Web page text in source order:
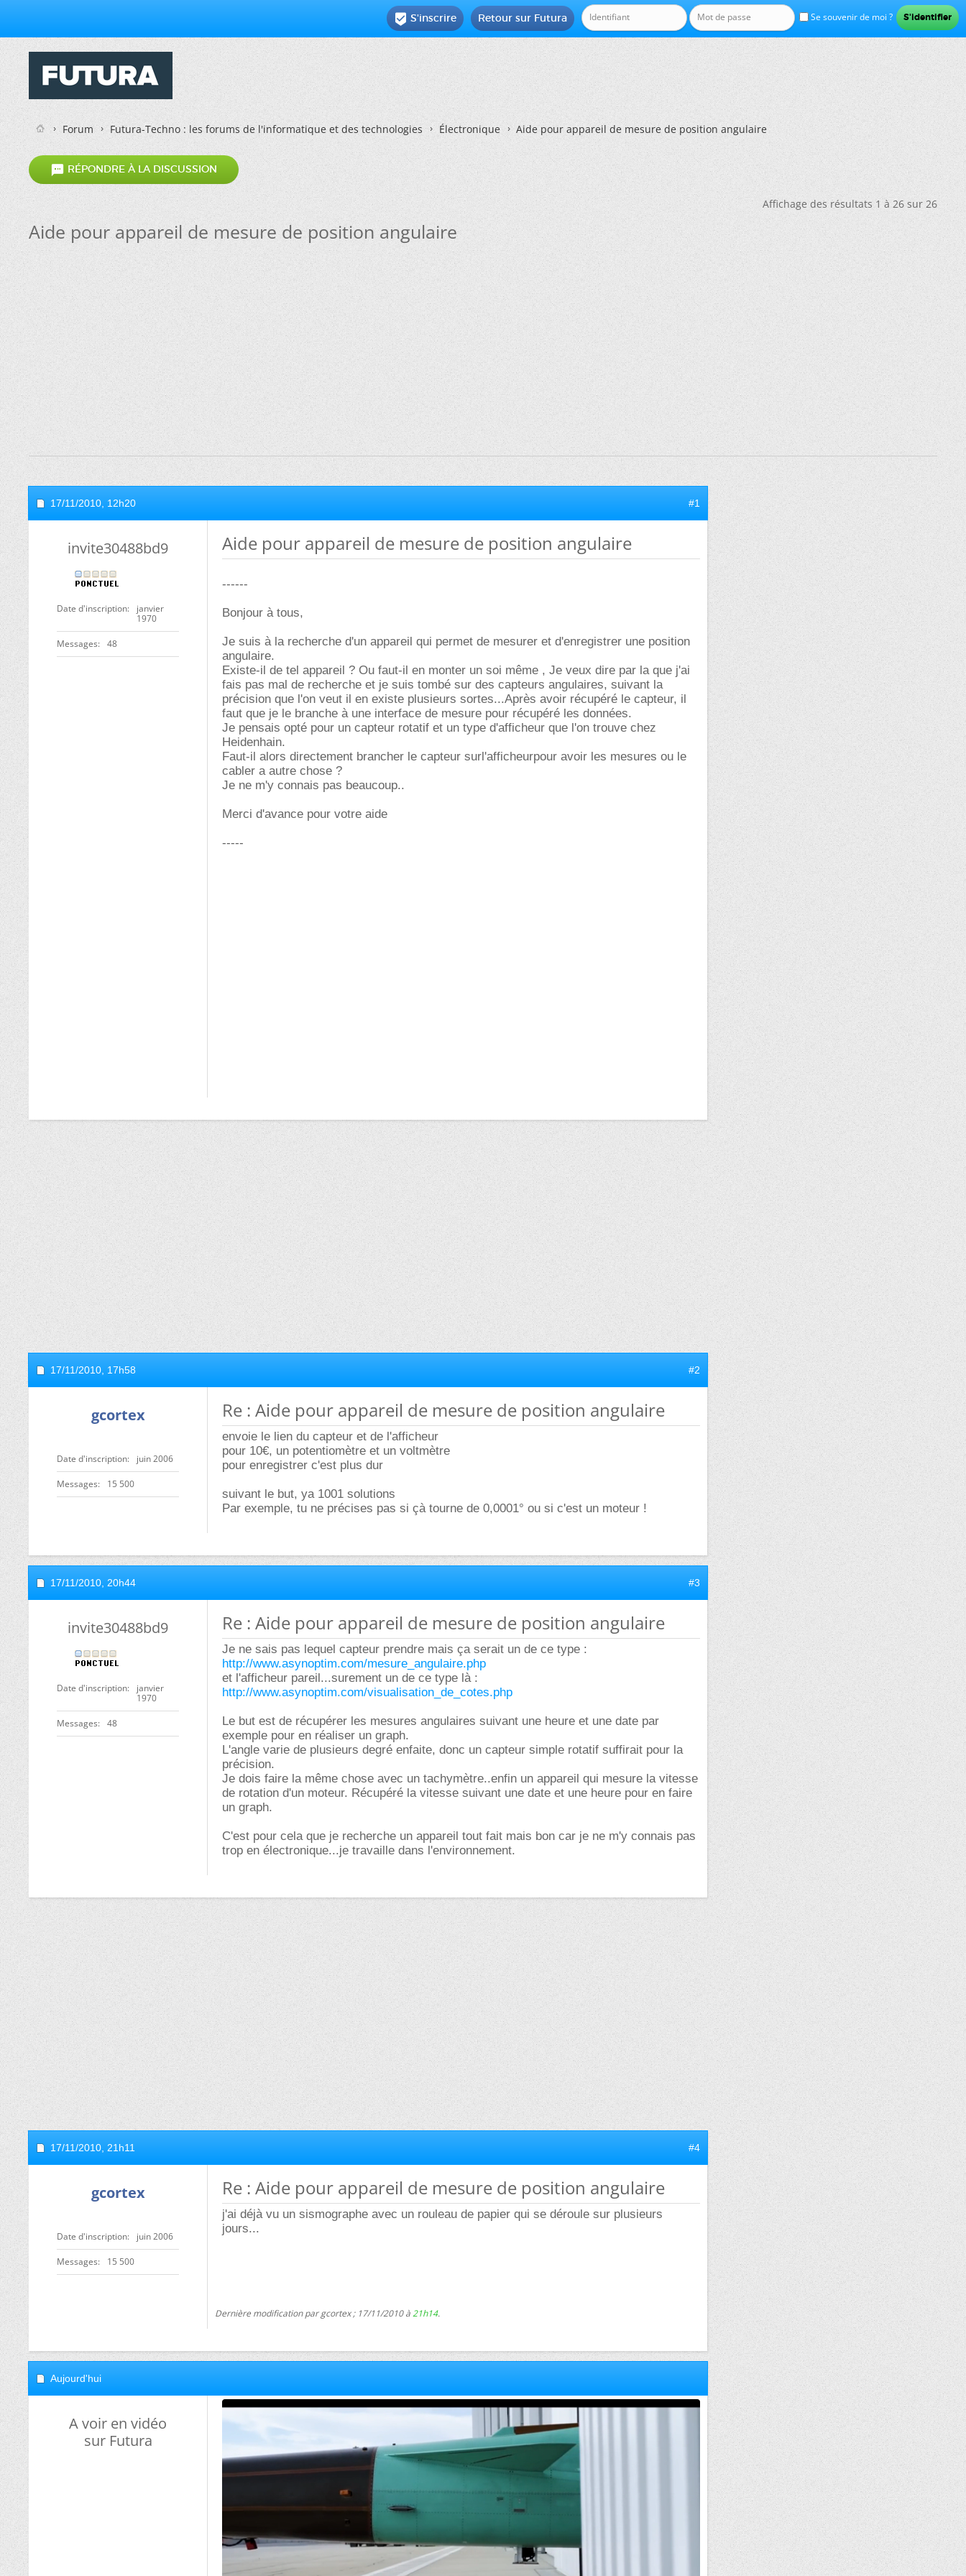
Se souvenir de moi ?
Retour sur Futura
 S'inscrire
Forum Futura-Techno : les forums de l'informatique et des technologies Électronique Aide pour appareil de mesure de position angulaire
 RÉPONDRE À LA DISCUSSION
Affichage des résultats 1 à 26 sur 26
Aide pour appareil de mesure de position angulaire
17/11/2010, 12h20 #1
invite30488bd9
Date d'inscription
janvier
1970
Messages 48
Aide pour appareil de mesure de position angulaire
------
Bonjour à tous,
Je suis à la recherche d'un appareil qui permet de mesurer et d'enregistrer une position
angulaire.
Existe-il de tel appareil ? Ou faut-il en monter un soi même , Je veux dire par la que j'ai
fais pas mal de recherche et je suis tombé sur des capteurs angulaires, suivant la
précision que l'on veut il en existe plusieurs sortes...Après avoir récupéré le capteur, il
faut que je le branche à une interface de mesure pour récupéré les données.
Je pensais opté pour un capteur rotatif et un type d'afficheur que l'on trouve chez
Heidenhain.
Faut-il alors directement brancher le capteur surl'afficheurpour avoir les mesures ou le
cabler a autre chose ?
Je ne m'y connais pas beaucoup..
Merci d'avance pour votre aide
-----
17/11/2010, 17h58 #2
gcortex
Date d'inscription juin 2006
Messages 15 500
Re : Aide pour appareil de mesure de position angulaire
envoie le lien du capteur et de l'afficheur
pour 10€, un potentiomètre et un voltmètre
pour enregistrer c'est plus dur
suivant le but, ya 1001 solutions
Par exemple, tu ne précises pas si çà tourne de 0,0001° ou si c'est un moteur !
17/11/2010, 20h44 #3
invite30488bd9
Date d'inscription
janvier
1970
Messages 48
Re : Aide pour appareil de mesure de position angulaire
Je ne sais pas lequel capteur prendre mais ça serait un de ce type :
http://www.asynoptim.com/mesure_angulaire.php
et l'afficheur pareil...surement un de ce type là :
http://www.asynoptim.com/visualisation_de_cotes.php
Le but est de récupérer les mesures angulaires suivant une heure et une date par
exemple pour en réaliser un graph.
L'angle varie de plusieurs degré enfaite, donc un capteur simple rotatif suffirait pour la
précision.
Je dois faire la même chose avec un tachymètre..enfin un appareil qui mesure la vitesse
de rotation d'un moteur. Récupéré la vitesse suivant une date et une heure pour en faire
un graph.
C'est pour cela que je recherche un appareil tout fait mais bon car je ne m'y connais pas
trop en électronique...je travaille dans l'environnement.
17/11/2010, 21h11 #4
gcortex
Date d'inscription juin 2006
Messages 15 500
Re : Aide pour appareil de mesure de position angulaire
j'ai déjà vu un sismographe avec un rouleau de papier qui se déroule sur plusieurs
jours...
Dernière modification par gcortex ; 17/11/2010 à21h14.
Aujourd'hui
A voir en vidéo
sur Futura